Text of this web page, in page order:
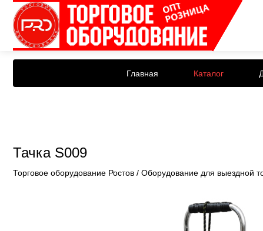
Главная Каталог
Тачка S009
Торговое оборудование Ростов / Оборудование для выездной